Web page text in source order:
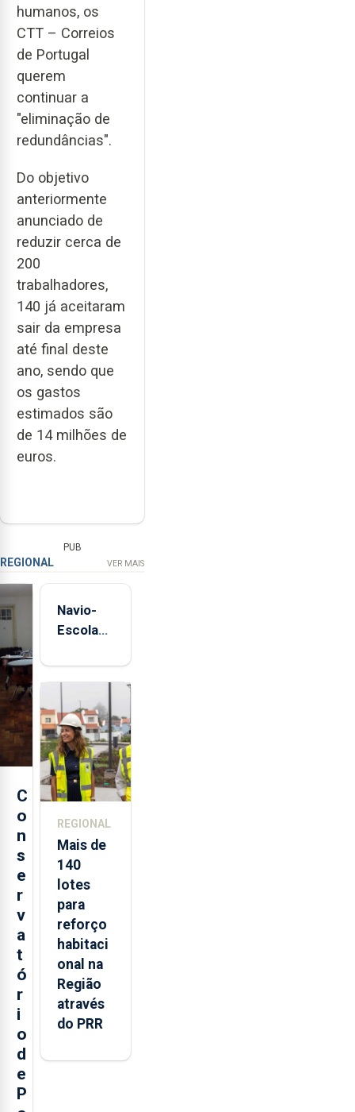
humanos, os
CTT – Correios
de Portugal
querem
continuar a
"eliminação de
redundâncias".
Do objetivo
anteriormente
anunciado de
reduzir cerca de
200
trabalhadores,
140 já aceitaram
sair da empresa
até final deste
ano, sendo que
os gastos
estimados são
de 14 milhões de
euros.
PUB
REGIONAL VER MAIS
C
o
n
s
e
r
v
a
t
ó
r
i
o
d
e
P
Navio-
Escola
está de
aos
Açores
REGIONAL
Mais de
140
lotes
para
reforço
habitaci
onal na
Região
através
do PRR